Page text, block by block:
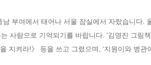
남 부여에서 태어나 서울 잠실에서 자랐습니다.
사람으로 기억되기를 바랍니다. ‘김영진 그림
지켜라!》 등을 쓰고 그렸으며, ‘지원이와 병